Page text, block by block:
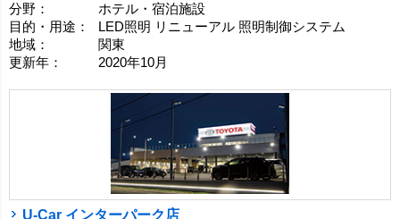
分野：
ホテル・宿泊施設
目的・用途：
LED照明 リニューアル 照明制御システム
地域：
関東
更新年：
2020年10月
U-Car インターパーク店